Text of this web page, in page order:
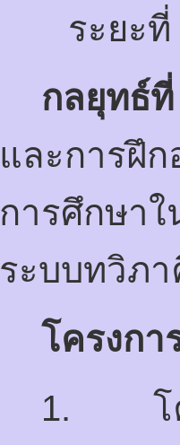
ระยะที่
กลยุทธ์
และการฝึ
การศึกษา
ระบบทวิภ
โครงก
1.